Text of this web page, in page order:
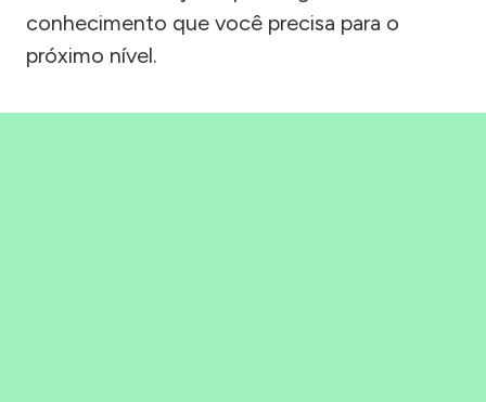
conhecimento que você precisa para o
próximo nível.